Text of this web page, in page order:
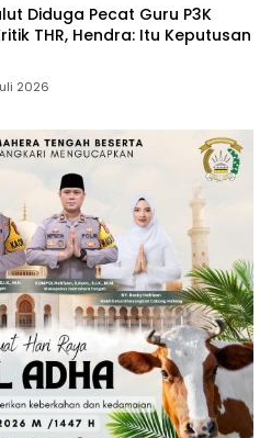
Diduga Pecat Guru P3K
THR, Hendra: Itu Keputusan
2026